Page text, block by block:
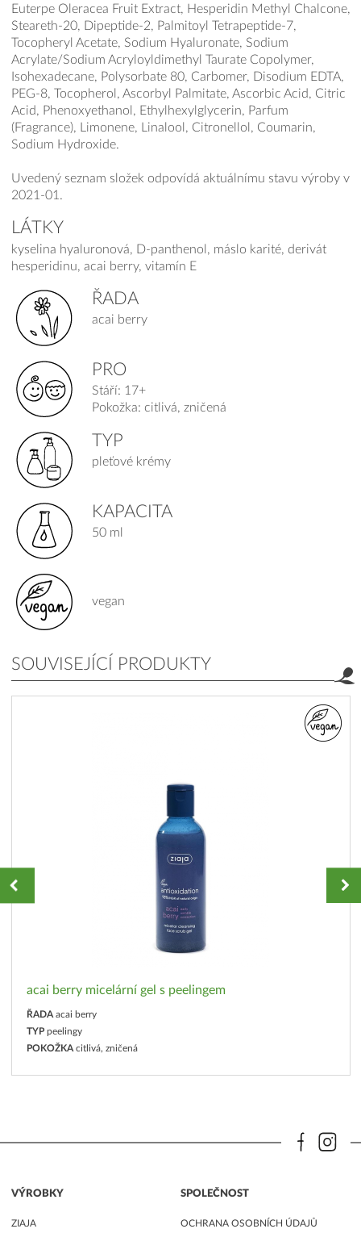
Euterpe Oleracea Fruit Extract, Hesperidin Methyl Chalcone,
Steareth-20, Dipeptide-2, Palmitoyl Tetrapeptide-7,
Tocopheryl Acetate, Sodium Hyaluronate, Sodium
Acrylate/Sodium Acryloyldimethyl Taurate Copolymer,
Isohexadecane, Polysorbate 80, Carbomer, Disodium EDTA,
PEG-8, Tocopherol, Ascorbyl Palmitate, Ascorbic Acid, Citric
Acid, Phenoxyethanol, Ethylhexylglycerin, Parfum
(Fragrance), Limonene, Linalool, Citronellol, Coumarin,
Sodium Hydroxide.
Uvedený seznam složek odpovídá aktuálnímu stavu výroby v
2021-01.
LÁTKY
kyselina hyaluronová, D-panthenol, máslo karité, derivát
hesperidinu, acai berry, vitamín E
ŘADA
acai berry
PRO
Stáří: 17+
Pokožka: citlivá, zničená
TYP
pleťové krémy
KAPACITA
50 ml
vegan
SOUVISEJÍCÍ PRODUKTY
acai berry micelární gel s peelingem
ŘADA acai berry
TYP peelingy
POKOŽKA citlivá, zničená
VÝROBKY
ZIAJA
SPOLEČNOST
OCHRANA OSOBNÍCH ÚDAJŮ